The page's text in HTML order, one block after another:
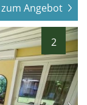
zum Angebot
2